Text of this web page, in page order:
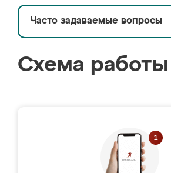
Часто задаваемые вопросы
Схема работы